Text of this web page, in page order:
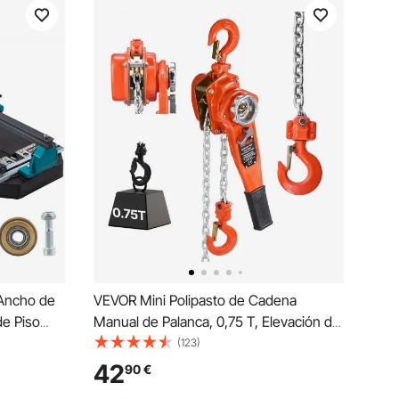
de
Piso
mm
VEVOR Mini Polipasto de Cadena
Manual de Palanca, 0,75 T, Elevación de
3 m, con freno mecánico de doble
trinquete, ganchos giratorios 360°, para
almacén, construcción y garaje, 460 x
(123)
4290€